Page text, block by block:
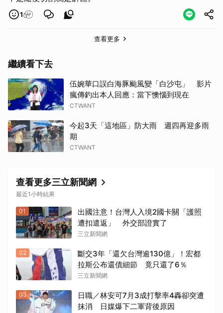
1
查看更多
繼續看下去
伍婉華口誤白海豚颱風變「白沙屯」 影片
瘋傳釣出本人回應：當下懊惱到現在
CTWANT
今起3天「這地區」防大雨 週四再迎多雨
期
CTWANT
查看更多三立新聞網
最近1小時結果
01
出國注意！台灣人入境2國卡關「護照
遭扣遣返」 外交部證實了
三立新聞網
02
斷交3年「還欠台灣逾130億」！宏都
拉斯公布還債細節 竟只還了6％
三立新聞網
03
日職／林安可7月3成打擊率4轟卻突遭
抹消 日媒爆下二軍背後原因